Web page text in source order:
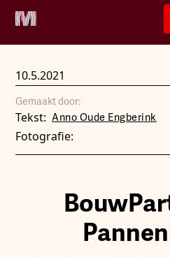
10.5.2021
Gemaakt door:
Tekst: Anno Oude Engberink
Fotografie: